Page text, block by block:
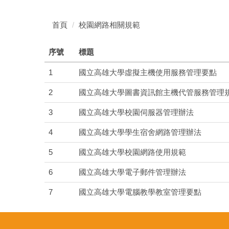
首頁 校園網路相關規範
序號 標題
1 國立高雄大學虛擬主機使用服務管理要點
2 國立高雄大學圖書資訊館主機代管服務管理
3 國立高雄大學校園伺服器管理辦法
4 國立高雄大學學生宿舍網路管理辦法
5 國立高雄大學校園網路使用規範
6 國立高雄大學電子郵件管理辦法
7 國立高雄大學電腦教學教室管理要點